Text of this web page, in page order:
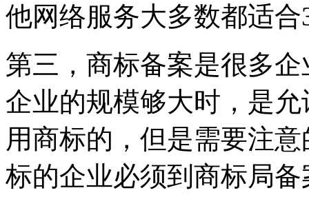
他网络服务大多数都适合
第三，商标备案是很多
企业的规模够大时，是
用商标的，但是需要注
标的企业必须到商标局